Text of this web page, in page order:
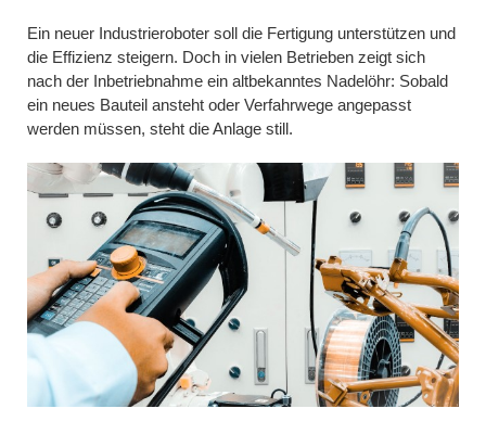
Ein neuer Industrieroboter soll die Fertigung unterstützen und
die Effizienz steigern. Doch in vielen Betrieben zeigt sich
nach der Inbetriebnahme ein altbekanntes Nadelöhr: Sobald
ein neues Bauteil ansteht oder Verfahrwege angepasst
werden müssen, steht die Anlage still.